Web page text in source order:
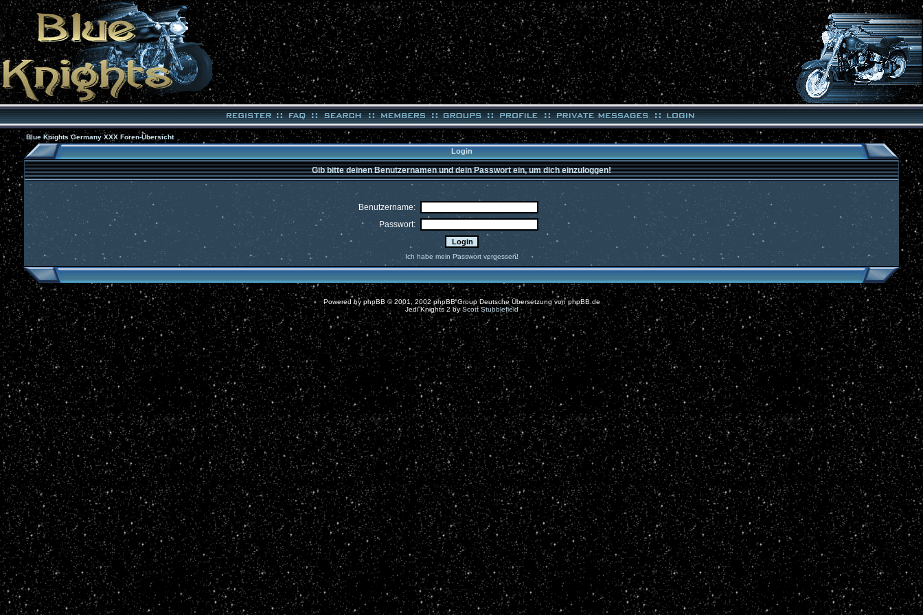
Blue Knights Germany XXX Foren-Übersicht
Login
Gib bitte deinen Benutzernamen und dein Passwort ein, um dich einzuloggen!
Benutzername:
Passwort:
Ich habe mein Passwort vergessen!
Powered by phpBB© 2001, 2002 phpBB Group Deutsche Übersetzung vonphpBB.de
Jedi Knights 2 byScott Stubblefield